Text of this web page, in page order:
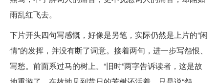
雨乱红飞去。
下片开头四句写感慨，好像是另笔，实际仍然是上片的“闲
情”的发挥，并没有断了词意。接着两句，进一步写怨恨、
写愁。前面系过马的树上。“旧时”两字告诉读者，这是故